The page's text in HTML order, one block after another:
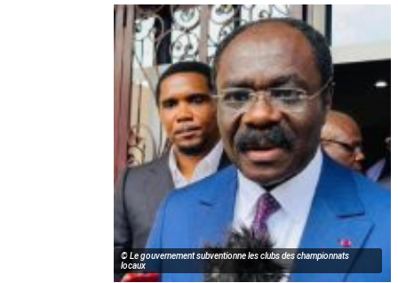
© Le gouvernement subventionne les clubs des championnats
locaux